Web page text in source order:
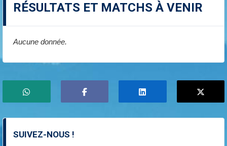
RÉSULTATS ET MATCHS À VENIR
Aucune donnée.
SUIVEZ-NOUS !